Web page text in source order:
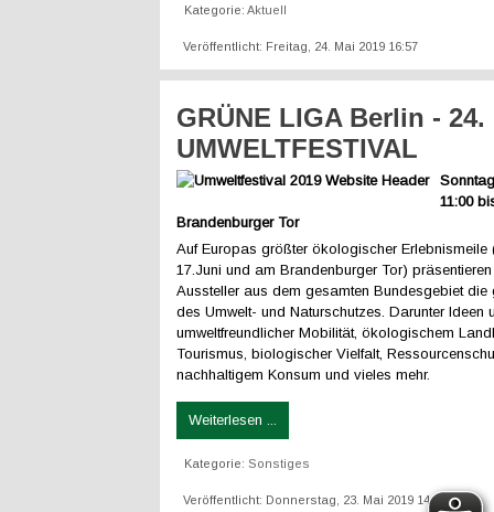
Kategorie: Aktuell
Veröffentlicht: Freitag, 24. Mai 2019 16:57
GRÜNE LIGA Berlin - 24.
UMWELTFESTIVAL
11:00
Brandenburger Tor
Auf Europas größter ökologischer Erlebnismeile
17.Juni und am Brandenburger Tor)
Aussteller aus dem gesamten Bundesgebiet die
des Umwelt- und Naturschutzes. Darunter Ideen
umweltfreundlicher Mobilität, ökologischem
Tourismus, biologischer Vielfalt,
nachhaltigem Konsum und vieles mehr.
Weiterlesen ...
Kategorie: Sonstiges
Veröffentlicht: Donnerstag, 23. Mai 2019 14:01